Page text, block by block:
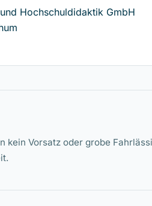
Hochschuldidaktik GmbH
kein Vorsatz oder grobe